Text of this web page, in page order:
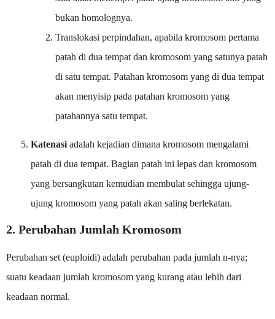
bukan homolognya.
Translokasi perpindahan, apabila kromosom pertama
patah di dua tempat dan kromosom yang satunya patah
di satu tempat. Patahan kromosom yang di dua tempat
akan menyisip pada patahan kromosom yang
patahannya satu tempat.
Katenasi adalah kejadian dimana kromosom mengalami
patah di dua tempat. Bagian patah ini lepas dan kromosom
yang bersangkutan kemudian membulat sehingga ujung-
ujung kromosom yang patah akan saling berlekatan.
2. Perubahan Jumlah Kromosom
Perubahan set (euploidi) adalah perubahan pada jumlah n-nya;
suatu keadaan jumlah kromosom yang kurang atau lebih dari
keadaan normal.